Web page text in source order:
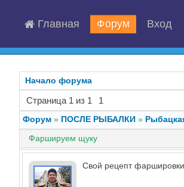
Главная Форум Вход
Начало форума
Страница 1 из 1 1
Форум » ПОСЛЕ РЫБАЛКИ »
Фаршируем щуку
Свой рецепт